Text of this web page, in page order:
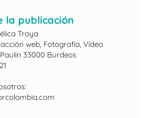
la publicación
Troya
web, Fotografía, Vídeo
33000 Burdeos